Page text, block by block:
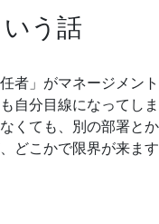
う話
者」がマネージメン
自分目線になってし
くても、別の部署と
どこかで限界が来ま